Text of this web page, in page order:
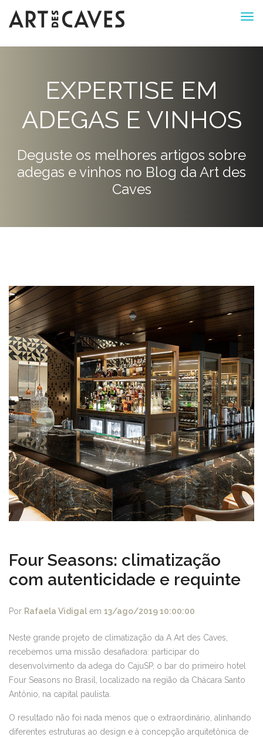
EXPERTISE EM
ADEGAS E VINHOS
Deguste os melhores artigos sobre
adegas e vinhos no Blog da Art des
Caves
Four Seasons: climatização
com autenticidade e requinte
Por Rafaela Vidigal em 13/ago/2019 10:00:00
Neste grande projeto de climatização da A Art des Caves,
recebemos uma missão desafiadora: participar do
desenvolvimento da adega do CajuSP, o bar do primeiro hotel
Four Seasons no Brasil, localizado na região da Chácara Santo
Antônio, na capital paulista.
O resultado não foi nada menos que o extraordinário, alinhando
diferentes estruturas ao design e à concepção arquitetônica de